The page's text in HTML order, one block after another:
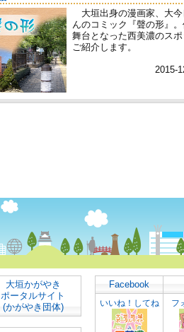
大垣かがやき
ポータルサイト
(かがやき団体)
Facebook
いいね！してね フ